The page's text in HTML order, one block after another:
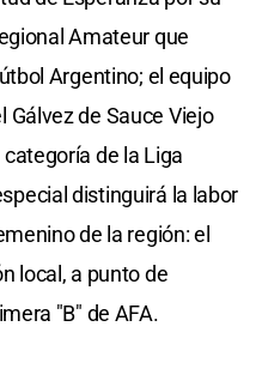
Amateur que
Argentino; el equipo
Gálvez de Sauce Viejo
de la Liga
distinguirá la labor
de la región: el
local, a punto de
"B" de AFA.